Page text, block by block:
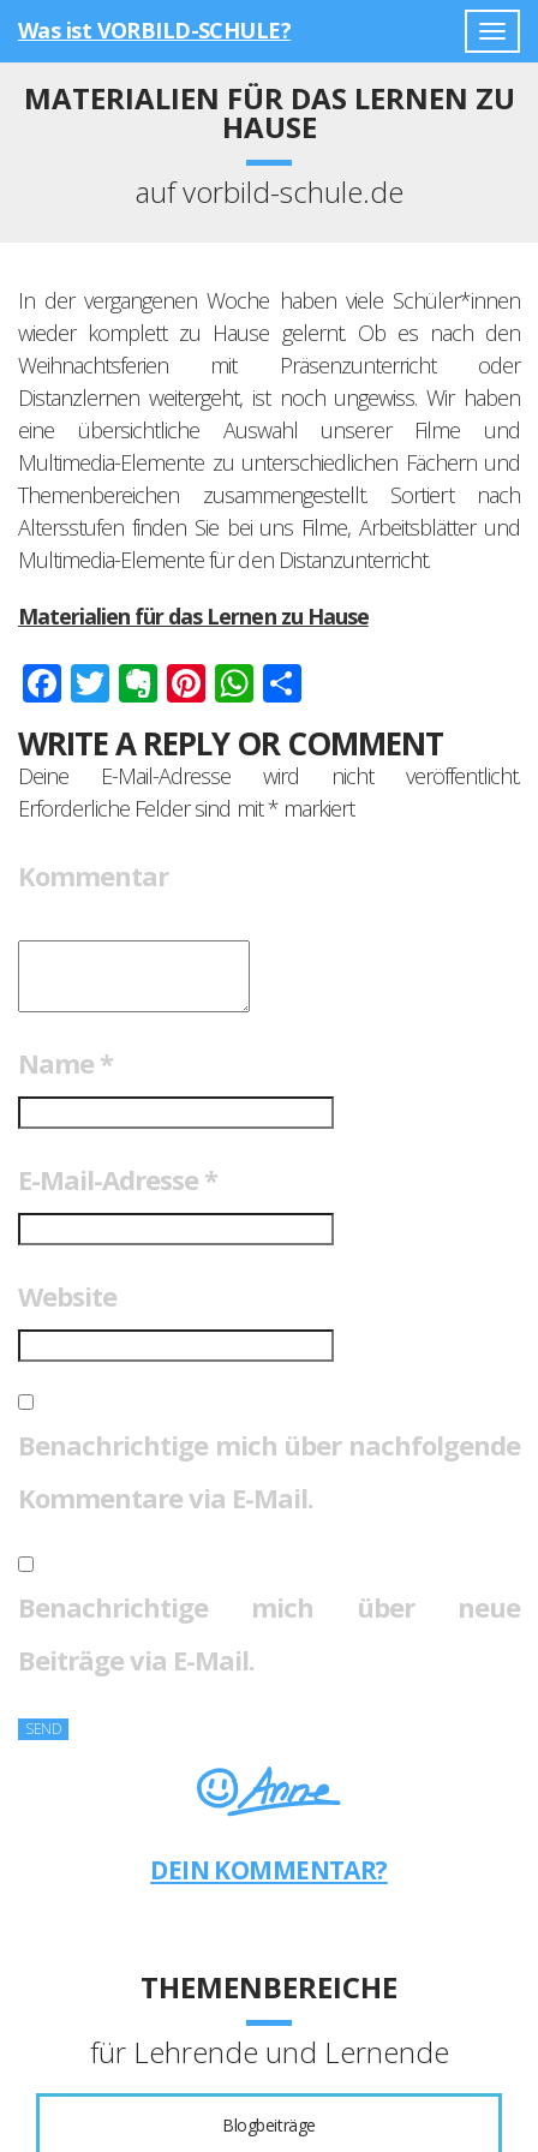
Was ist VORBILD-SCHULE?
MATERIALIEN FÜR DAS LERNEN ZU
HAUSE
auf vorbild-schule.de
In der vergangenen Woche haben viele Schüler*innen
wieder komplett zu Hause gelernt. Ob es nach den
Weihnachtsferien mit Präsenzunterricht oder
Distanzlernen weitergeht, ist noch ungewiss. Wir haben
eine übersichtliche Auswahl unserer Filme und
Multimedia-Elemente zu unterschiedlichen Fächern und
Themenbereichen zusammengestellt. Sortiert nach
Altersstufen finden Sie bei uns Filme, Arbeitsblätter und
Multimedia-Elemente für den Distanzunterricht.
Materialien für das Lernen zu Hause
Facebook
Twitter
Evernote
Pinterest
WhatsApp
WRITE A REPLY OR COMMENT
Deine E-Mail-Adresse wird nicht veröffentlicht.
Erforderliche Felder sind mit*markiert
Kommentar
Name *
E-Mail-Adresse *
Website
Benachrichtige mich über nachfolgende
Kommentare via E-Mail.
Benachrichtige mich über neue
Beiträge via E-Mail.
DEIN KOMMENTAR?
THEMENBEREICHE
für Lehrende und Lernende
Blogbeiträge